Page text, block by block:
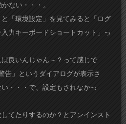
ない・・・。
「環境設定」を見てみると「ログ
力キーボードショートカット」っ
良いんじゃん～？って感じで
告」というダイアログが表示さ
・・・で、設定もされなかっ
てたりするのか？とアンインスト